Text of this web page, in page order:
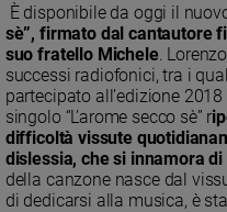
spiritualità
Santi
Devozione
e
fede
Parola
del
giorno
È disponibile da oggi il
sè”, firmato dal cantautore
suo fratello Michele.
successi radiofonici, tra i
partecipato all’edizione
singolo “L’arome secco sè” r
difficoltà vissute
dislessia, che si innamora
della canzone nasce dal
di dedicarsi alla musica, è